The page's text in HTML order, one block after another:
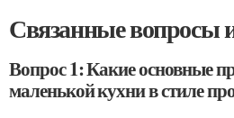
Связанные вопросы
Вопрос 1: Какие основные
маленькой кухни в стиле